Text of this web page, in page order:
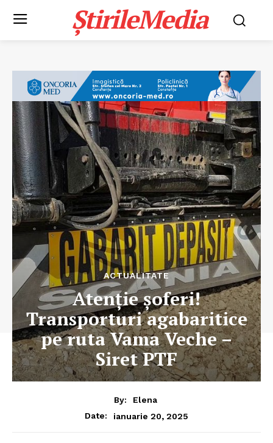
ȘtirileMedia
ACTUALITATE
Atenție șoferi!
Transporturi agabaritice
pe ruta Vama Veche –
Siret PTF
By:
Elena
Date:
ianuarie 20, 2025